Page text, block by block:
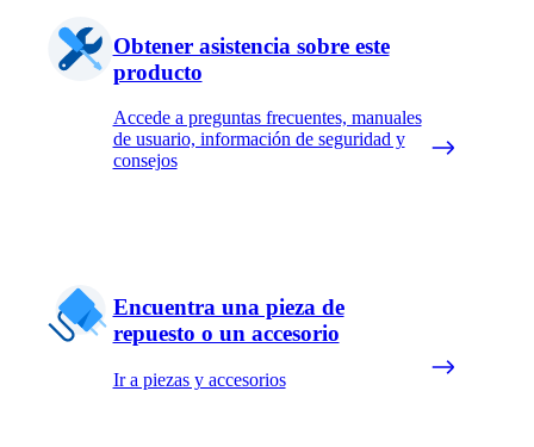
Obtener asistencia sobre este
producto
Accede a preguntas frecuentes, manuales
de usuario, información de seguridad y
consejos
Encuentra una pieza de
repuesto o un accesorio
Ir a piezas y accesorios